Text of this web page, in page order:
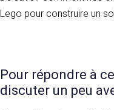
Lego pour construire un
Pour répondre à
discuter un peu